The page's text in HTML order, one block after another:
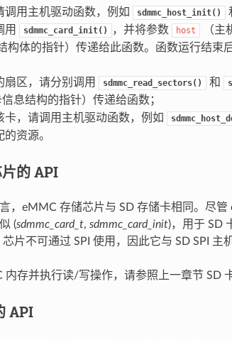
调用主机驱动函数，例如 sdmmc_host_init()
用
sdmmc_card_init() ，并将参数 host （主
构体的指针）传递给此函数。函数运行结束
扇区，请分别调用
sdmmc_read_sectors() 和
信息结构的指针）传递给函数；
卡，请调用主机驱动函数，例如
资源。
的 API
，eMMC 存储芯片与 SD 存储卡相同。尽
(sdmmc_card_t, sdmmc_card_init)，用于 SD
片不可通过 SPI 使用，因此它与 SD SPI 主
存并执行读/写操作，请参照上一章节 SD
API